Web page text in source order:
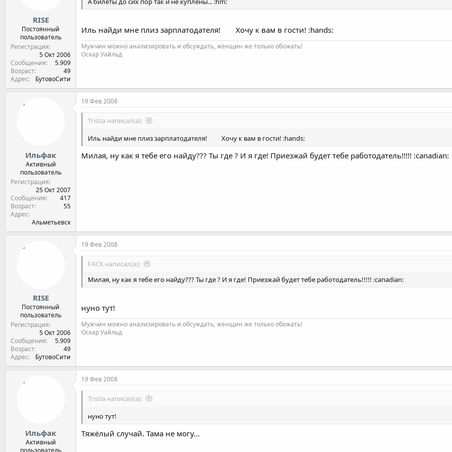
RISE
Постоянный
пользователь
Регистрация
5 Окт 2006
Сообщения
5.909
Возраст
49
Адрес
БутовоСити
Иль найди мне плиз зарплатодателя! Хочу к вам в гости! :hands:
Мужчин можно анализировать и обсуждать, женщин же только обожать!
Оскар Уайльд
Ильфак
Активный
пользователь
Регистрация
25 Окт 2007
Сообщения
417
Возраст
55
Адрес
Альметьевск
19 Фев 2008
Tristia написал(а):
Иль найди мне плиз зарплатодателя!
Хочу к вам в гости! :hands:
Милая, ну как я тебе его найду??? Ты где ? И я где! Приезжай будет тебе работодатель!!!!! :canadian:
RISE
Постоянный
пользователь
Регистрация
5 Окт 2006
Сообщения
5.909
Возраст
49
Адрес
БутовоСити
19 Фев 2008
FACK написал(а):
Милая, ну как я тебе его найду??? Ты где ? И я где! Приезжай будет тебе работодатель!!!!! :canadian:
нуно тут!
Мужчин можно анализировать и обсуждать, женщин же только обожать!
Оскар Уайльд
Ильфак
Активный
пользователь
19 Фев 2008
Tristia написал(а):
нуно тут!
Тяжёлый случай. Тама не могу...